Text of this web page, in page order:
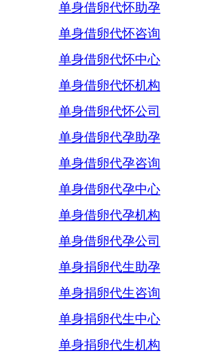
单身借卵代怀助孕
单身借卵代怀咨询
单身借卵代怀中心
单身借卵代怀机构
单身借卵代怀公司
单身借卵代孕助孕
单身借卵代孕咨询
单身借卵代孕中心
单身借卵代孕机构
单身借卵代孕公司
单身捐卵代生助孕
单身捐卵代生咨询
单身捐卵代生中心
单身捐卵代生机构